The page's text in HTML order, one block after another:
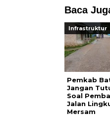
Baca
Infrastruktur
Pemkab
Jangan
Soal
Jalan
Mersam